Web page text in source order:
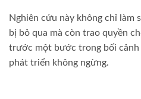
Nghiên cứu này không chỉ làm
bị bỏ qua mà còn trao quyền
trước một bước trong bối cảnh
phát triển không ngừng.